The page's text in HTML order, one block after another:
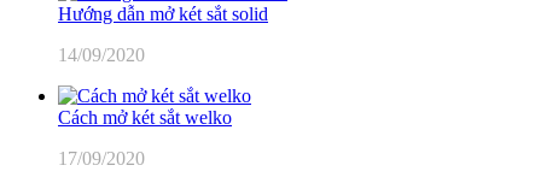
Hướng dẫn mở két sắt solid
14/09/2020
Cách mở két sắt welko
17/09/2020